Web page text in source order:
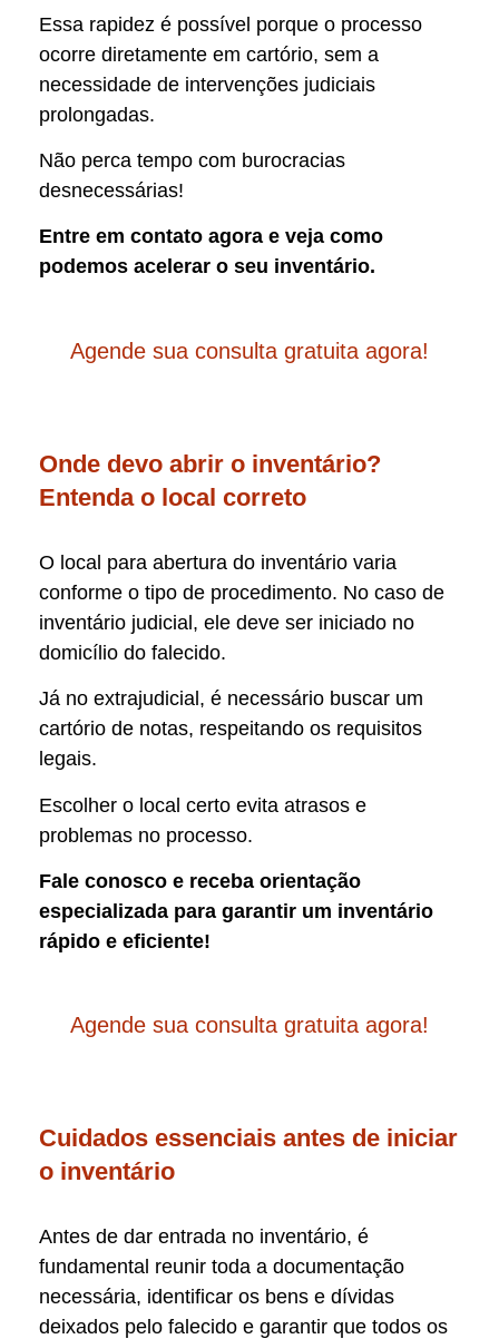
Essa rapidez é possível porque o processo
ocorre diretamente em cartório, sem a
necessidade de intervenções judiciais
prolongadas.
Não perca tempo com burocracias
desnecessárias!
Entre em contato agora e veja como
podemos acelerar o seu inventário.
Agende sua consulta gratuita agora!
Onde devo abrir o inventário?
Entenda o local correto
O local para abertura do inventário varia
conforme o tipo de procedimento. No caso de
inventário judicial, ele deve ser iniciado no
domicílio do falecido.
Já no extrajudicial, é necessário buscar um
cartório de notas, respeitando os requisitos
legais.
Escolher o local certo evita atrasos e
problemas no processo.
Fale conosco e receba orientação
especializada para garantir um inventário
rápido e eficiente!
Agende sua consulta gratuita agora!
Cuidados essenciais antes de iniciar
o inventário
Antes de dar entrada no inventário, é
fundamental reunir toda a documentação
necessária, identificar os bens e dívidas
deixados pelo falecido e garantir que todos os